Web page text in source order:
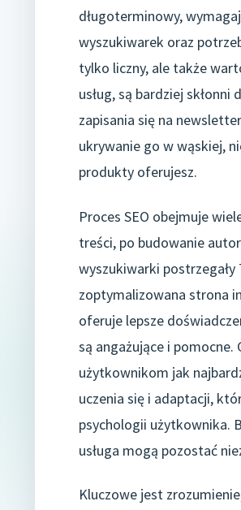
długoterminowy,
wyszukiwarek oraz
tylko liczny, ale także
usług, są bardziej
zapisania się na
ukrywanie go w wąskiej,
produkty oferujesz.
Proces SEO obejmuje
treści, po budowanie
wyszukiwarki
zoptymalizowana strona
oferuje lepsze
są angażujące i
użytkownikom jak
uczenia się i adaptacji,
psychologii użytkownika.
usługa mogą pozostać
Kluczowe jest